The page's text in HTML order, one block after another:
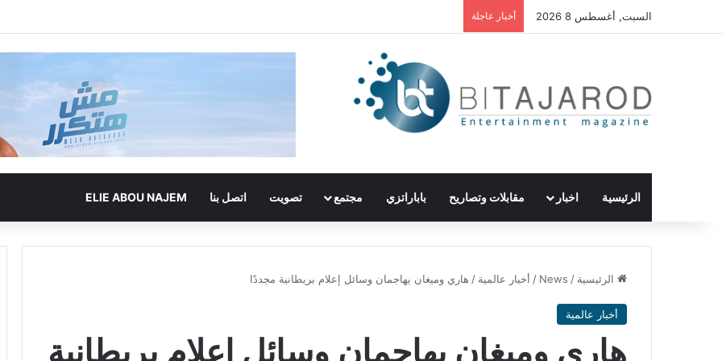
السبت, أغسطس 8 2026 أخبار عاجلة
الرئيسية اخبار مقابلات وتصاريح باباراتزي مجتمع تصويت اتصل بنا ELIE ABOU NAJEM
الرئيسية /
News
/ أخبار عالمية / هاري وميغان يهاجمان وسائل إعلام بريطانية مجددًا
أخبار عالمية
هاري وميغان يهاجمان وسائل إعلام بريطانية